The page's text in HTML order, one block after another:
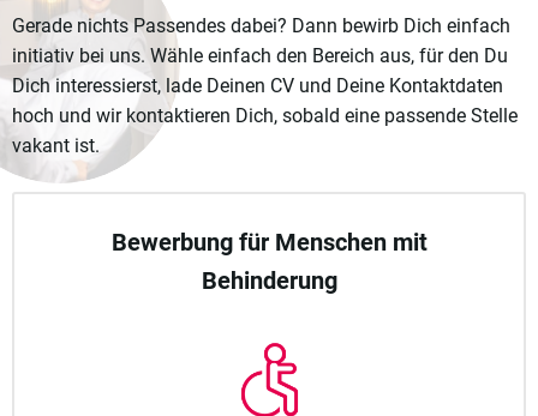
Gerade nichts Passendes dabei? Dann bewirb Dich einfach
initiativ bei uns. Wähle einfach den Bereich aus, für den Du
Dich interessierst, lade Deinen CV und Deine Kontaktdaten
hoch und wir kontaktieren Dich, sobald eine passende Stelle
vakant ist.
Bewerbung für Menschen mit
Behinderung